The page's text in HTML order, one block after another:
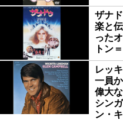
ザナ
楽と
った
トン
レッ
一員
偉大
シン
ン・